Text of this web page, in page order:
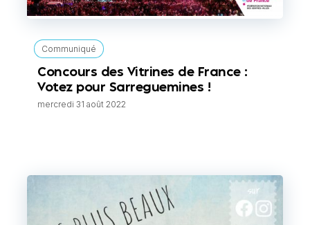
Communiqué
Concours des Vitrines de France :
Votez pour Sarreguemines !
mercredi 31 août 2022